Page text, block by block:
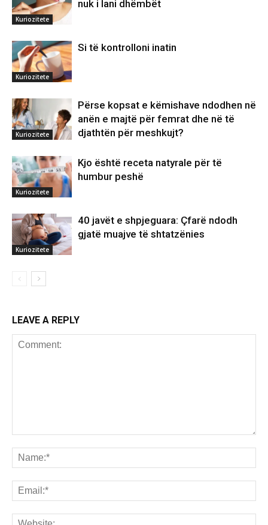
Kuriozitete
nuk i lani dhëmbët
Kuriozitete
Si të kontrolloni inatin
Kuriozitete
Përse kopsat e këmishave ndodhen në
anën e majtë për femrat dhe në të
djathtën për meshkujt?
Kuriozitete
Kjo është receta natyrale për të
humbur peshë
Kuriozitete
40 javët e shpjeguara: Çfarë ndodh
gjatë muajve të shtatzënies
LEAVE A REPLY